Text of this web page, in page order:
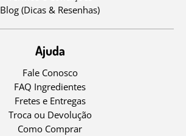
Blog (Dicas & Resenhas)
Ajuda
Fale Conosco
FAQ Ingredientes
Fretes e Entregas
Troca ou Devolução
Como Comprar